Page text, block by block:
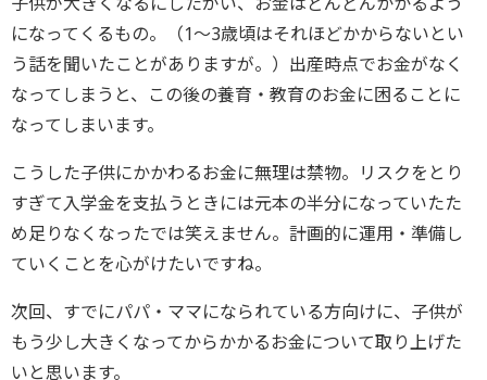
になってくるもの。（1～3歳頃はそれほどかからないとい
う話を聞いたことがありますが。）出産時点でお金がなく
なってしまうと、この後の養育・教育のお金に困ることに
なってしまいます。
こうした子供にかかわるお金に無理は禁物。リスクをとり
すぎて入学金を支払うときには元本の半分になっていたた
め足りなくなったでは笑えません。計画的に運用・準備し
ていくことを心がけたいですね。
次回、すでにパパ・ママになられている方向けに、子供が
もう少し大きくなってからかかるお金について取り上げた
いと思います。